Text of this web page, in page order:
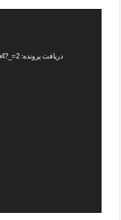
دریافت پرونده: http://chiran-echo.org/wp-content/uploads/2025/05/video_2025-05-18_17-25-04.mp4?_=2